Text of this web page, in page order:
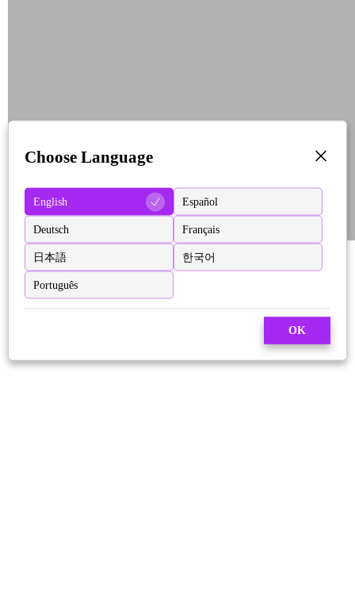
Choose Language
English Español
Deutsch Français
日本語 한국어
Português
OK